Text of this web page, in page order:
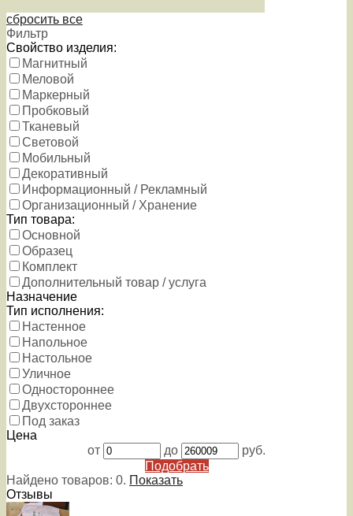
сбросить все
Фильтр
Свойство изделия:
Магнитный
Меловой
Маркерный
Пробковый
Тканевый
Световой
Мобильный
Декоративный
Информационный / Рекламный
Организационный / Хранение
Тип товара:
Основной
Образец
Комплект
Дополнительный товар / услуга
Назначение
Тип исполнения:
Настенное
Напольное
Настольное
Уличное
Одностороннее
Двухстороннее
Под заказ
Цена
от
до
руб.
Подобрать
Найдено товаров: 0. Показать
Отзывы